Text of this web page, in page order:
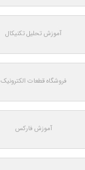
آموزش تحلیل تکنیکال
فروشگاه قطعات الکترونیک
آموزش فارکس